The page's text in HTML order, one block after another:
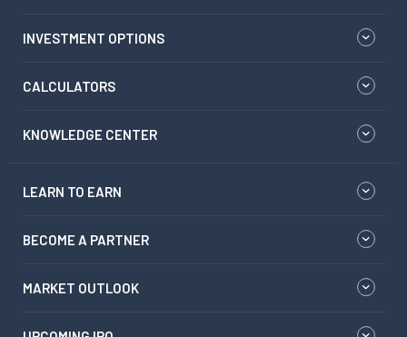
INVESTMENT OPTIONS
CALCULATORS
KNOWLEDGE CENTER
LEARN TO EARN
BECOME A PARTNER
MARKET OUTLOOK